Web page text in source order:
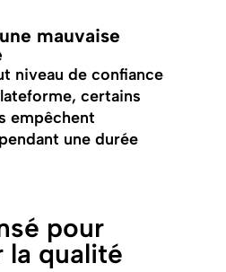
mauvaise
niveau de confiance
certains
empêchent
une durée
pour
la qualité